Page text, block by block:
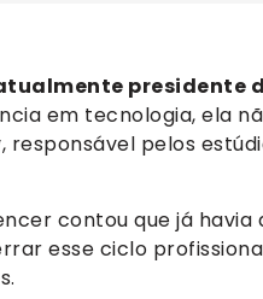
presidente
em tecnologia, ela
pelos
contou que já havia
esse ciclo